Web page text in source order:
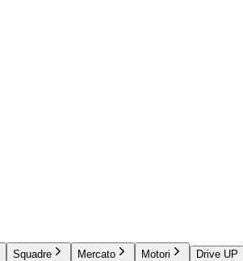
Squadre Mercato Motori Drive UP